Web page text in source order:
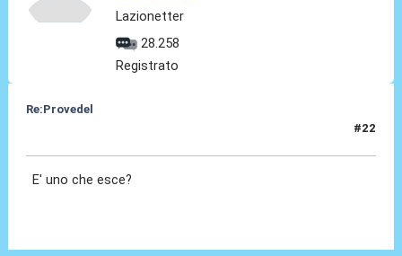
Lazionetter
28.258
Registrato
Re:Provedel
#22
E' uno che esce?